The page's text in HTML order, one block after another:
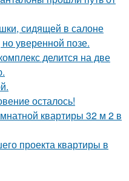
сидящей в салоне
уверенной позе.
делится на две
осталось!
квартиры 32 м 2 в
проекта квартиры в